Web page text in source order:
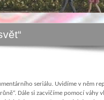
seriálu. Uvidíme v něm
Dále si zacvičíme pomocí váhy